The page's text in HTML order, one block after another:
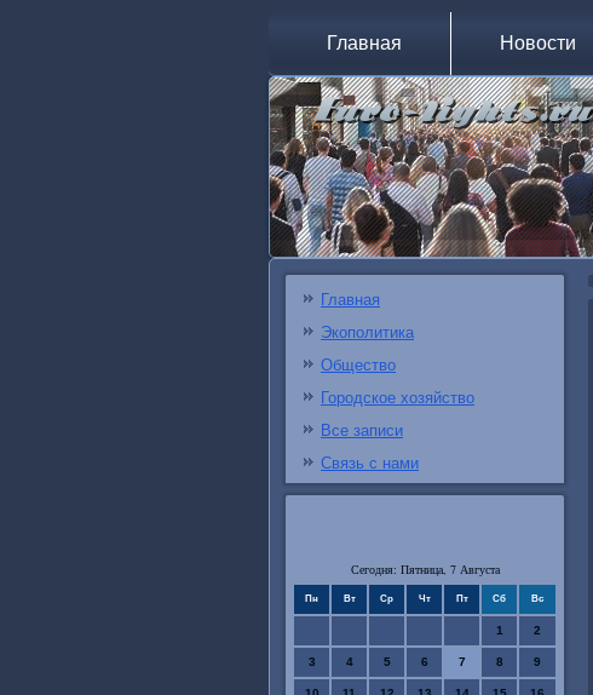
Главная Новости
Главная
Экополитика
Общество
Городское хозяйство
Все записи
Связь с нами
Сегодня: Пятница, 7 Августа
Пн Вт Ср Чт Пт Сб Вс
1 2
3 4 5 6 7 8 9